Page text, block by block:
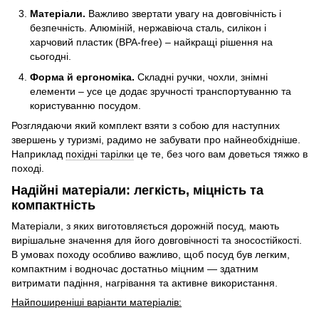
Матеріали. Важливо звертати увагу на довговічність і
безпечність. Алюміній, нержавіюча сталь, силікон і
харчовий пластик (BPA-free) – найкращі рішення на
сьогодні.
Форма й ергономіка. Складні ручки, чохли, знімні
елементи – усе це додає зручності транспортуванню та
користуванню посудом.
Розглядаючи який комплект взяти з собою для наступних
звершень у туризмі, радимо не забувати про найнеобхідніше.
Наприклад похідні тарілки це те, без чого вам доветься тяжко в
поході.
Надійні матеріали: легкість, міцність та
компактність
Матеріали, з яких виготовляється дорожній посуд, мають
вирішальне значення для його довговічності та зносостійкості.
В умовах походу особливо важливо, щоб посуд був легким,
компактним і водночас достатньо міцним — здатним
витримати падіння, нагрівання та активне використання.
Найпоширеніші варіанти матеріалів: